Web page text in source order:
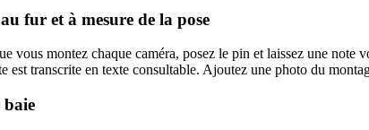
fur et à mesure de la pose
vous montez chaque caméra, posez le pin et laissez une
est transcrite en texte consultable. Ajoutez une photo du
baie